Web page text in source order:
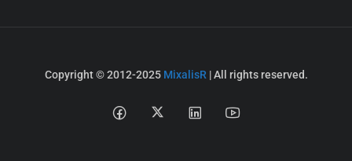
Copyright © 2012-2025 MixalisR | All rights reserved.